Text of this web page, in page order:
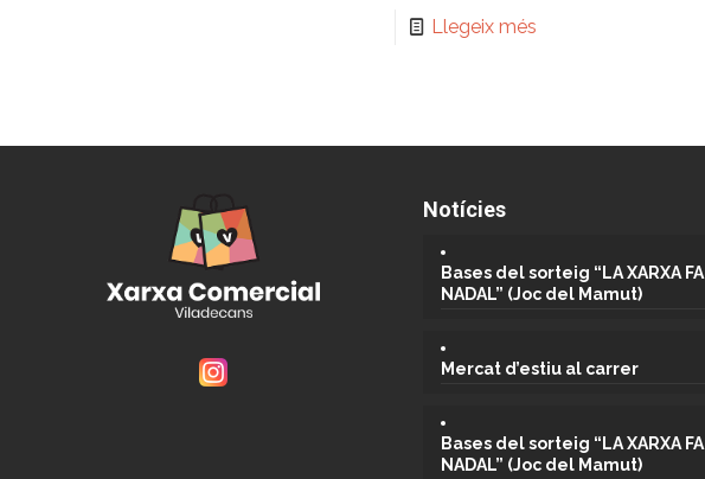
Llegeix més
Notícies
Bases del sorteig “LA XARXA FA
NADAL” (Joc del Mamut)
Mercat d’estiu al carrer
Bases del sorteig “LA XARXA FA
NADAL” (Joc del Mamut)